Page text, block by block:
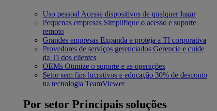
Uso pessoal Acesse dispositivos de qualquer lugar
Pequenas empresas Simplifique o acesso e suporte
remoto
Grandes empresas Expanda e proteja a TI corporativa
Provedores de serviços gerenciados Gerencie e cuide
da TI dos clientes
OEMs Otimize o suporte e as operações
Setor sem fins lucrativos e educação 30% de desconto
na tecnologia TeamViewer
Por setor Principais soluções